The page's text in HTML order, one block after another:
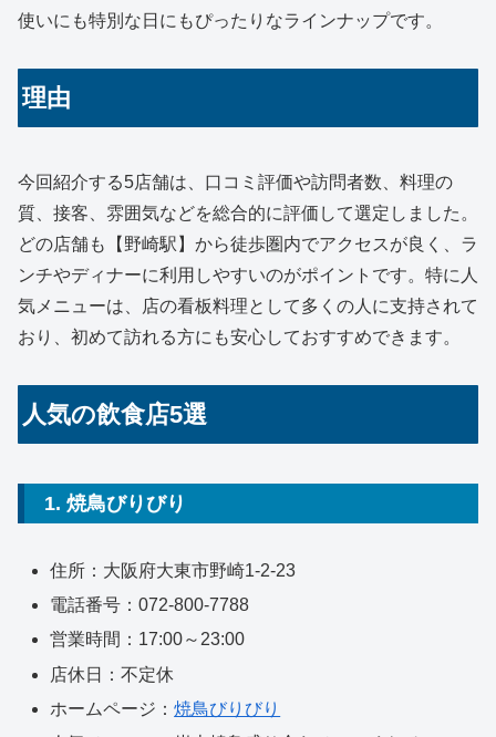
使いにも特別な日にもぴったりなラインナップです。
理由
今回紹介する5店舗は、口コミ評価や訪問者数、料理の
質、接客、雰囲気などを総合的に評価して選定しました。
どの店舗も【野崎駅】から徒歩圏内でアクセスが良く、ラ
ンチやディナーに利用しやすいのがポイントです。特に人
気メニューは、店の看板料理として多くの人に支持されて
おり、初めて訪れる方にも安心しておすすめできます。
人気の飲食店5選
1. 焼鳥びりびり
住所：大阪府大東市野崎1-2-23
電話番号：072-800-7788
営業時間：17:00～23:00
店休日：不定休
ホームページ：焼鳥びりびり